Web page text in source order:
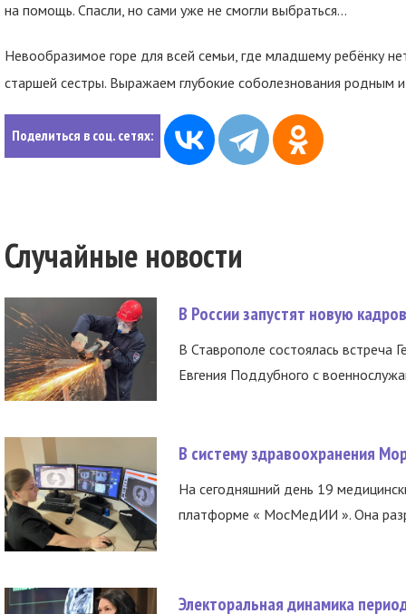
на помощь. Спасли, но сами уже не смогли выбраться…
Невообразимое горе для всей семьи, где младшему ребёнку
старшей сестры. Выражаем глубокие соболезнования родным
Поделиться в соц. сетях:
Случайные новости
В России запустят новую
В Ставрополе состоялась встреча
Евгения Поддубного с
В систему здравоохранения
На сегодняшний день 19
платформе « МосМедИИ ». Она
Электоральная динамика